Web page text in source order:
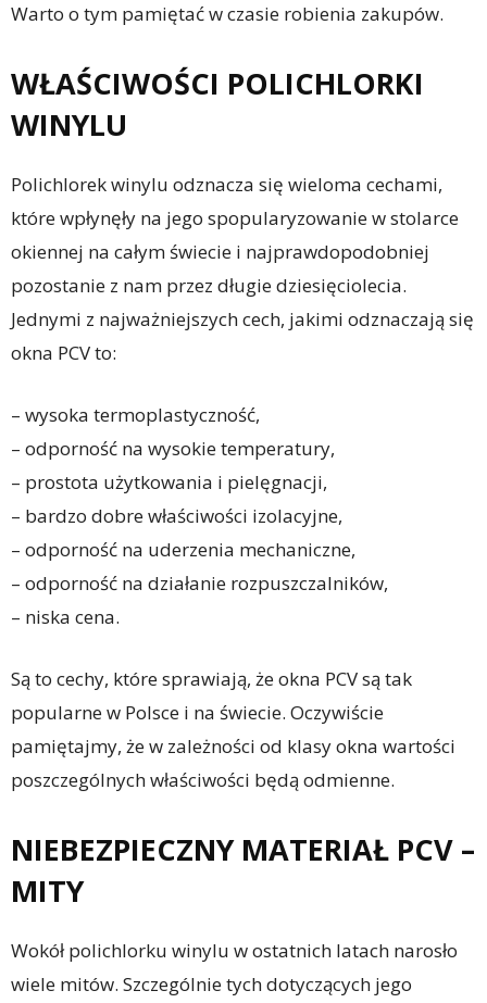
Warto o tym pamiętać w czasie robienia zakupów.
WŁAŚCIWOŚCI POLICHLORKI
WINYLU
Polichlorek winylu odznacza się wieloma cechami,
które wpłynęły na jego spopularyzowanie w stolarce
okiennej na całym świecie i najprawdopodobniej
pozostanie z nam przez długie dziesięciolecia.
Jednymi z najważniejszych cech, jakimi odznaczają się
okna PCV to:
– wysoka termoplastyczność,
– odporność na wysokie temperatury,
– prostota użytkowania i pielęgnacji,
– bardzo dobre właściwości izolacyjne,
– odporność na uderzenia mechaniczne,
– odporność na działanie rozpuszczalników,
– niska cena.
Są to cechy, które sprawiają, że okna PCV są tak
popularne w Polsce i na świecie. Oczywiście
pamiętajmy, że w zależności od klasy okna wartości
poszczególnych właściwości będą odmienne.
NIEBEZPIECZNY MATERIAŁ PCV –
MITY
Wokół polichlorku winylu w ostatnich latach narosło
wiele mitów. Szczególnie tych dotyczących jego